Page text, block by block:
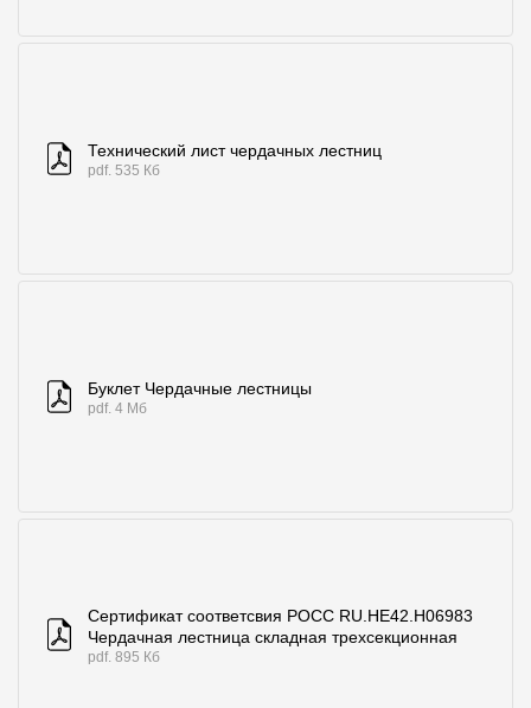
Технический лист чердачных лестниц
pdf. 535 Кб
Буклет Чердачные лестницы
pdf. 4 Мб
Сертификат соответcвия POCC RU.HE42.H06983
Чердачная лестница складная трехсекционная
pdf. 895 Кб